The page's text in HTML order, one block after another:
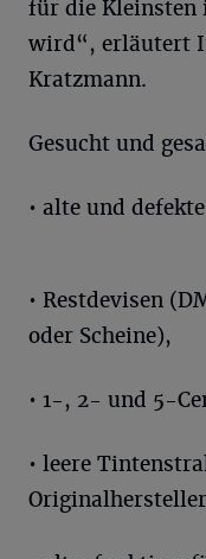
für die Kleinsten
wird“, erläutert
Kratzmann.
Gesucht und
• alte und
• Restdevisen
oder Scheine),
• 1-, 2- und 5-
• leere